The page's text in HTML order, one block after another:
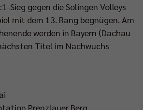
Sieg gegen die Solingen Volleys
mit dem 13. Rang begnügen. Am
werden in Bayern (Dachau
Titel im Nachwuchs
Prenzlauer Berg